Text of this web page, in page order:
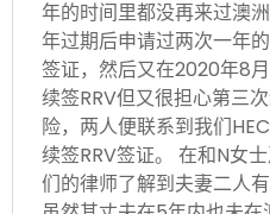
年的时间里都没再来过澳
年过期后申请过两次一年
签证，然后又在2020年8
续签RRV但又很担心第三
险，两人便联系到我们
续签RRV签证。 在和N女
们的律师了解到夫妻二人